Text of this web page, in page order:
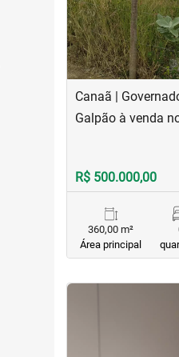
Canaã |
Galpão à venda
R$ 500.000,00
360,00 m²
Área principal
<